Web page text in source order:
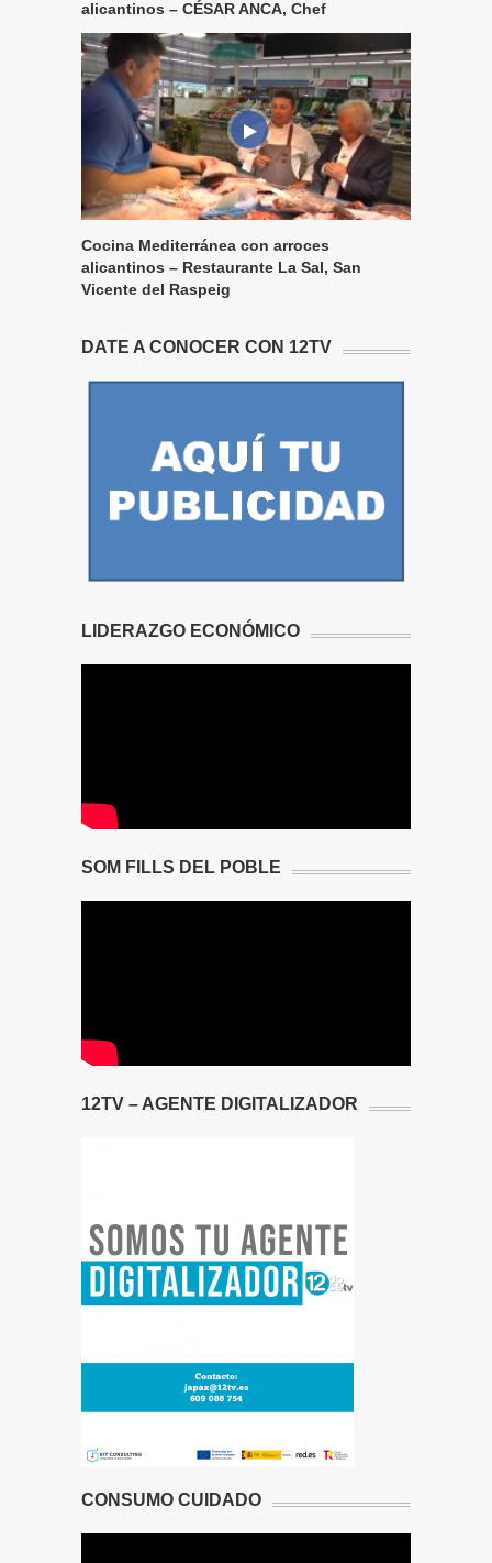
alicantinos – CÉSAR ANCA, Chef
Cocina Mediterránea con arroces
alicantinos – Restaurante La Sal, San
Vicente del Raspeig
DATE A CONOCER CON 12TV
LIDERAZGO ECONÓMICO
SOM FILLS DEL POBLE
12TV – AGENTE DIGITALIZADOR
CONSUMO CUIDADO